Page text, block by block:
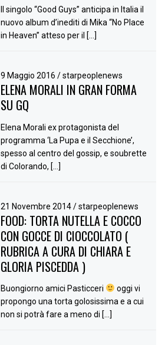
Il singolo “Good Guys” anticipa in Italia il
nuovo album d’inediti di Mika “No Place
in Heaven” atteso per il […]
9 Maggio 2016/ starpeoplenews
ELENA MORALI IN GRAN FORMA
SU GQ
Elena Morali ex protagonista del
programma ‘La Pupa e il Secchione’,
spesso al centro del gossip, e soubrette
di Colorando, […]
21 Novembre 2014/ starpeoplenews
FOOD: TORTA NUTELLA E COCCO
CON GOCCE DI CIOCCOLATO (
RUBRICA A CURA DI CHIARA E
GLORIA PISCEDDA )
Buongiorno amici Pasticceri
oggi vi
propongo una torta golosissima e a cui
non si potrà fare a meno di […]